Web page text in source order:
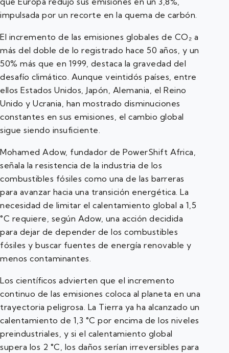
impulsada por un recorte en la quema de carbón.
El incremento de las emisiones globales de CO₂ a
más del doble de lo registrado hace 50 años, y un
50% más que en 1999, destaca la gravedad del
desafío climático. Aunque veintidós países, entre
ellos Estados Unidos, Japón, Alemania, el Reino
Unido y Ucrania, han mostrado disminuciones
constantes en sus emisiones, el cambio global
sigue siendo insuficiente.
Mohamed Adow, fundador de PowerShift Africa,
señala la resistencia de la industria de los
combustibles fósiles como una de las barreras
para avanzar hacia una transición energética. La
necesidad de limitar el calentamiento global a 1,5
°C requiere, según Adow, una acción decidida
para dejar de depender de los combustibles
fósiles y buscar fuentes de energía renovable y
menos contaminantes.
Los científicos advierten que el incremento
continuo de las emisiones coloca al planeta en una
trayectoria peligrosa. La Tierra ya ha alcanzado un
calentamiento de 1,3 °C por encima de los niveles
preindustriales, y si el calentamiento global
supera los 2 °C, los daños serían irreversibles para